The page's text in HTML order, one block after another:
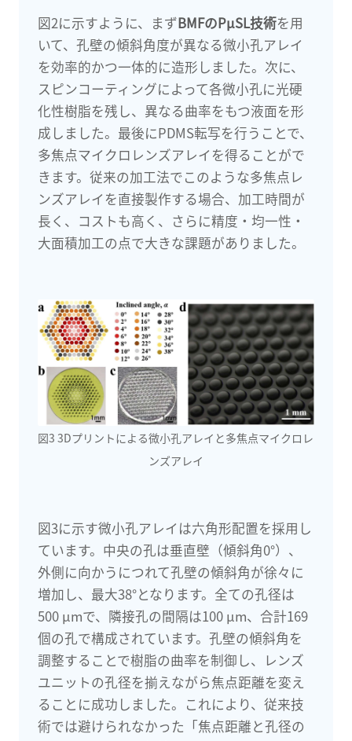
図2に示すように、まずBMFのPμSL技術を用
いて、孔壁の傾斜角度が異なる微小孔アレイ
を効率的かつ一体的に造形しました。次に、
スピンコーティングによって各微小孔に光硬
化性樹脂を残し、異なる曲率をもつ液面を形
成しました。最後にPDMS転写を行うことで、
多焦点マイクロレンズアレイを得ることがで
きます。従来の加工法でこのような多焦点レ
ンズアレイを直接製作する場合、加工時間が
長く、コストも高く、さらに精度・均一性・
大面積加工の点で大きな課題がありました。
図3 3Dプリントによる微小孔アレイと多焦点マイクロレ
ンズアレイ
図3に示す微小孔アレイは六角形配置を採用し
ています。中央の孔は垂直壁（傾斜角0°）、
外側に向かうにつれて孔壁の傾斜角が徐々に
増加し、最大38°となります。全ての孔径は
500 μmで、隣接孔の間隔は100 μm、合計169
個の孔で構成されています。孔壁の傾斜角を
調整することで樹脂の曲率を制御し、レンズ
ユニットの孔径を揃えながら焦点距離を変え
ることに成功しました。これにより、従来技
術では避けられなかった「焦点距離と孔径の